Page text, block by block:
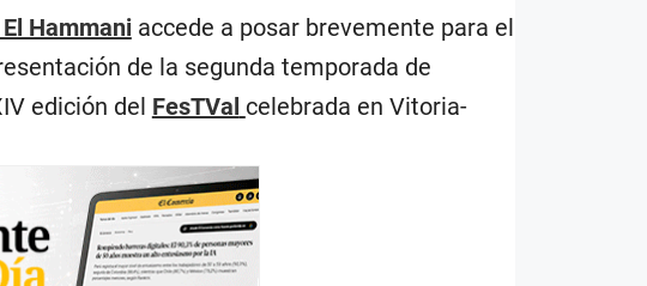
Hammaniaccede a posar brevemente para el
de la segunda temporada de
edición del FesTVal celebrada en Vitoria-